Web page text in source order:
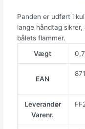
Panden er udført i
lange håndtag
bålets flammer.
Vægt
EAN
Leverandør
Varenr.